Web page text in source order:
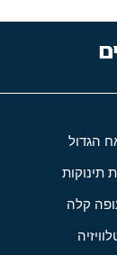
הגדול
תינוקות
קלה